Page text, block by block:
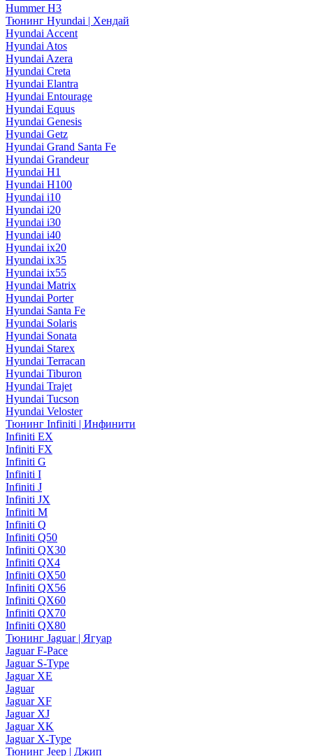
Hummer H3
Тюнинг Hyundai | Хендай
Hyundai Accent
Hyundai Atos
Hyundai Azera
Hyundai Creta
Hyundai Elantra
Hyundai Entourage
Hyundai Equus
Hyundai Genesis
Hyundai Getz
Hyundai Grand Santa Fe
Hyundai Grandeur
Hyundai H1
Hyundai H100
Hyundai i10
Hyundai i20
Hyundai i30
Hyundai i40
Hyundai ix20
Hyundai ix35
Hyundai ix55
Hyundai Matrix
Hyundai Porter
Hyundai Santa Fe
Hyundai Solaris
Hyundai Sonata
Hyundai Starex
Hyundai Terracan
Hyundai Tiburon
Hyundai Trajet
Hyundai Tucson
Hyundai Veloster
Тюнинг Infiniti | Инфинити
Infiniti EX
Infiniti FX
Infiniti G
Infiniti I
Infiniti J
Infiniti JX
Infiniti M
Infiniti Q
Infiniti Q50
Infiniti QX30
Infiniti QX4
Infiniti QX50
Infiniti QX56
Infiniti QX60
Infiniti QX70
Infiniti QX80
Тюнинг Jaguar | Ягуар
Jaguar F-Pace
Jaguar S-Type
Jaguar XE
Jaguar
Jaguar XF
Jaguar XJ
Jaguar XK
Jaguar X-Type
Тюнинг Jeep | Джип